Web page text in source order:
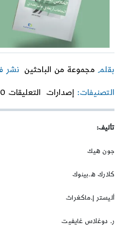
بقلم مجموعة من الباحثين نشر في :
التصنيفات: إصدارات التعليقات 0
تأليف:
جون هيك
كلارك ه.بينوك
أليستر إ.ماكغراث
ر. دوغلاس غايفيت